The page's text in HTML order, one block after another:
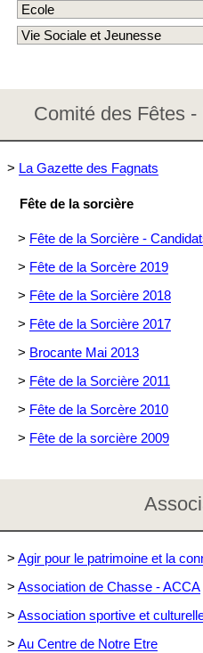
Comité des Fêtes
> La Gazette des Fagnats
Fête de la sorcière
> Fête de la Sorcière -
> Fête de la Sorcère 2019
> Fête de la Sorcière 2018
> Fête de la Sorcière 2017
> Brocante Mai 2013
> Fête de la Sorcière 2011
> Fête de la Sorcère 2010
> Fête de la sorcière 2009
> Agir pour le patrimoine et la
> Association de Chasse - ACCA
> Association sportive et
> Au Centre de Notre Etre